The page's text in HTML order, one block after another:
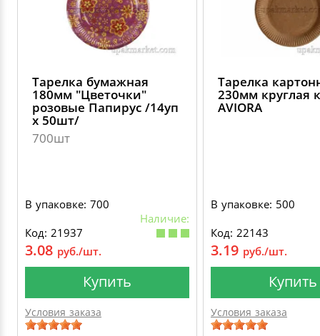
Тарелка бумажная
180мм "Цветочки"
розовые Папирус /14уп
х 50шт/
700шт
В упаковке: 700
Наличие:
Код: 21937
3.08 руб./шт.
Купить
Условия заказа
Тарелка
230мм круглая
AVIORA
В упаковке: 500
Код: 22143
3.19 руб./шт.
Купить
Условия заказа